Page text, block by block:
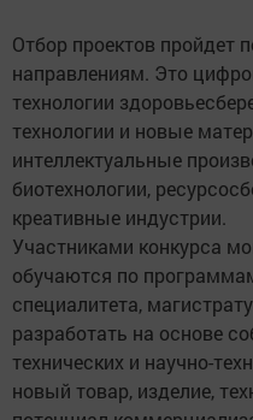
Отбор проектов пройдет
направлениям. Это
технологии
технологии и новые
интеллектуальные
биотехнологии,
креативные индустрии.
Участниками конкурса
обучаются по
специалитета,
разработать на основе
технических и научно-
новый товар, изделие,